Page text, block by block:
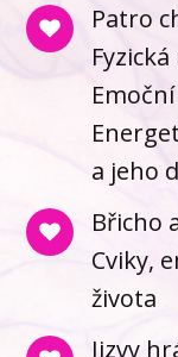
Patro
a jeho
Břicho
Cviky,
života
Jizvy